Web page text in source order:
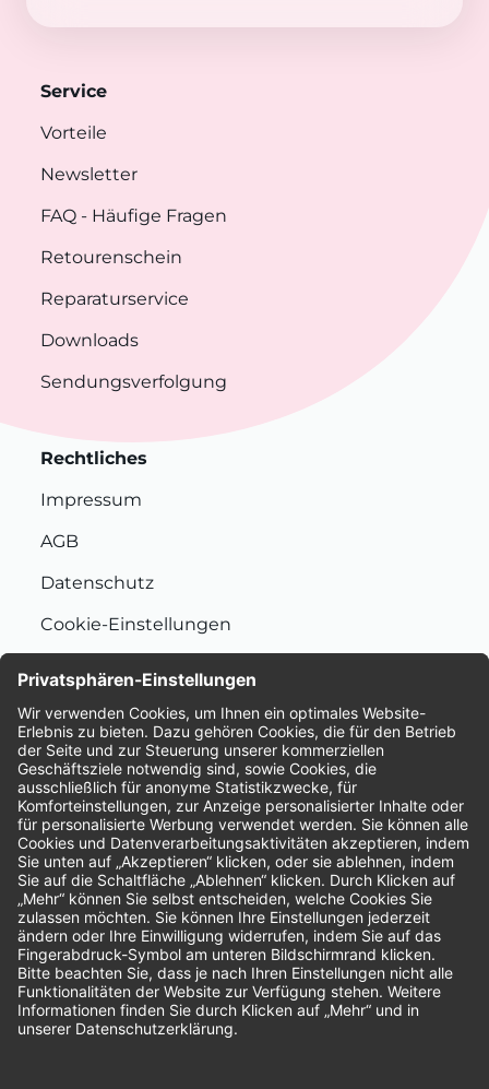
Service
Vorteile
Newsletter
FAQ - Häufige Fragen
Retourenschein
Reparaturservice
Downloads
Sendungsverfolgung
Rechtliches
Impressum
AGB
Datenschutz
Cookie-Einstellungen
Bewertungen